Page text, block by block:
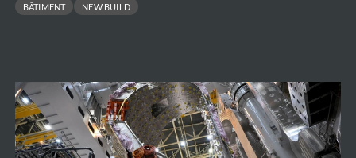
BÂTIMENT NEW BUILD
International
Thermonuclear
Experimental